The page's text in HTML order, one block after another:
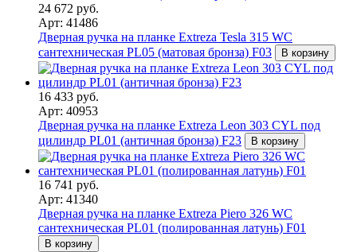
24 672 руб.
Арт: 41486
Дверная ручка на планке Extreza Tesla 315 WC
сантехническая PL05 (матовая бронза) F03
В корзину
16 433 руб.
Арт: 40953
Дверная ручка на планке Extreza Leon 303 CYL под
цилиндр PL01 (античная бронза) F23
В корзину
16 741 руб.
Арт: 41340
Дверная ручка на планке Extreza Piero 326 WC
сантехническая PL01 (полированная латунь) F01
В корзину